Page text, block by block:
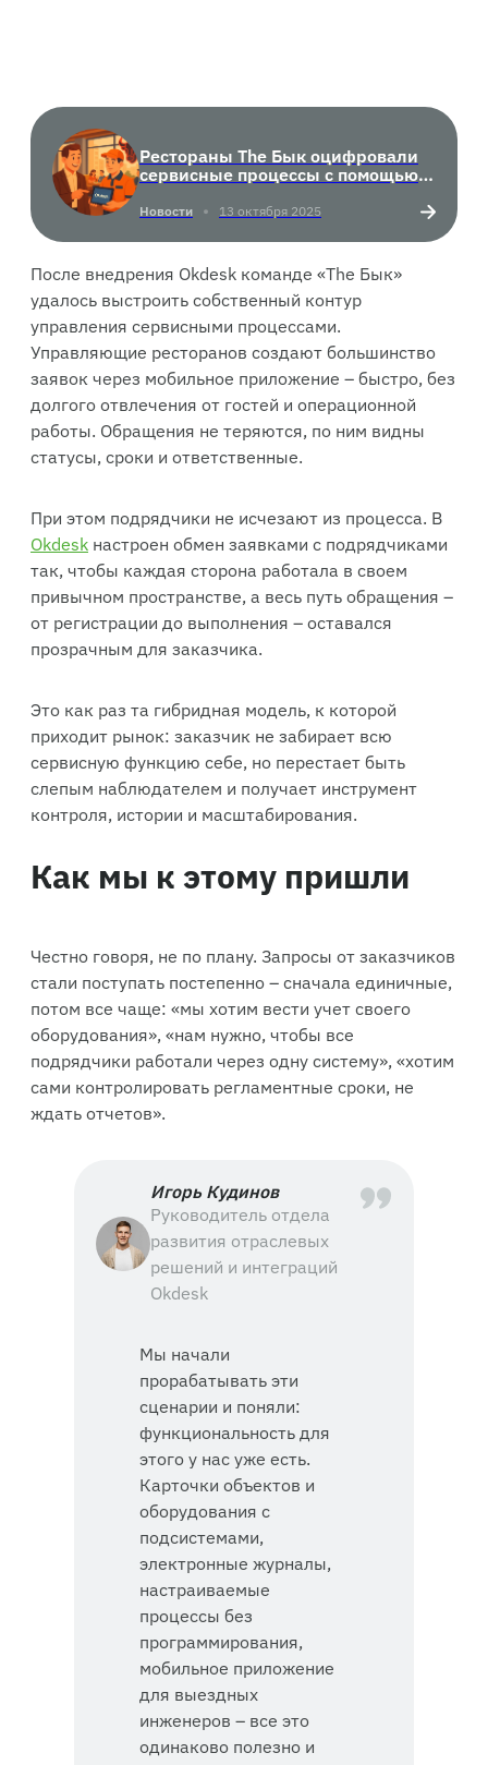
Рестораны The Бык оцифровали
сервисные процессы с помощью
Okdesk
Новости 13 октября 2025
После внедрения Okdesk команде «The Бык»
удалось выстроить собственный контур
управления сервисными процессами.
Управляющие ресторанов создают большинство
заявок через мобильное приложение – быстро, без
долгого отвлечения от гостей и операционной
работы. Обращения не теряются, по ним видны
статусы, сроки и ответственные.
При этом подрядчики не исчезают из процесса. В
Okdesk настроен обмен заявками с подрядчиками
так, чтобы каждая сторона работала в своем
привычном пространстве, а весь путь обращения –
от регистрации до выполнения – оставался
прозрачным для заказчика.
Это как раз та гибридная модель, к которой
приходит рынок: заказчик не забирает всю
сервисную функцию себе, но перестает быть
слепым наблюдателем и получает инструмент
контроля, истории и масштабирования.
Как мы к этому пришли
Честно говоря, не по плану. Запросы от заказчиков
стали поступать постепенно – сначала единичные,
потом все чаще: «мы хотим вести учет своего
оборудования», «нам нужно, чтобы все
подрядчики работали через одну систему», «хотим
сами контролировать регламентные сроки, не
ждать отчетов».
Игорь Кудинов
Руководитель отдела
развития отраслевых
решений и интеграций
Okdesk
Мы начали
прорабатывать эти
сценарии и поняли:
функциональность для
этого у нас уже есть.
Карточки объектов и
оборудования с
подсистемами,
электронные журналы,
настраиваемые
процессы без
программирования,
мобильное приложение
для выездных
инженеров – все это
одинаково полезно и